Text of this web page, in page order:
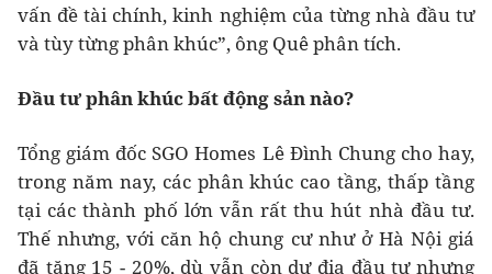
vấn đề tài chính, kinh nghiệm của từng nhà đầu tư
và tùy từng phân khúc”, ông Quê phân tích.
Đầu tư phân khúc bất động sản nào?
Tổng giám đốc SGO Homes Lê Đình Chung cho hay,
trong năm nay, các phân khúc cao tầng, thấp tầng
tại các thành phố lớn vẫn rất thu hút nhà đầu tư.
Thế nhưng, với căn hộ chung cư như ở Hà Nội giá
đã tăng 15 - 20%, dù vẫn còn dư địa đầu tư nhưng